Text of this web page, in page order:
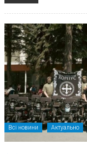
Всі новини Актуально